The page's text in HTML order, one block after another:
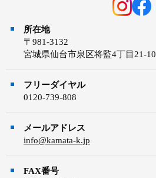
所在地
〒981-3132
宮城県仙台市泉区将監4丁目21-10
フリーダイヤル
0120-739-808
メールアドレス
info@kamata-k.jp
FAX番号